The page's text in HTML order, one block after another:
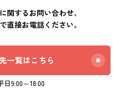
関するお問い合わせ、
直接お電話ください。
一覧はこちら
9:00～18:00